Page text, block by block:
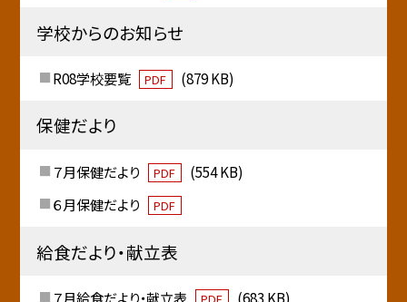
学校からのお知らせ
R08学校要覧 PDF (879 KB)
保健だより
７月保健だより PDF
(554 KB)
６月保健だより
PDF
給食だより・献立表
７月給食だより・献立表
(683 KB)